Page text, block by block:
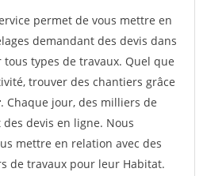
permet de vous mettre en
demandant des devis dans
types de travaux. Quel que
trouver des chantiers grâce
. Chaque jour, des milliers de
devis en ligne. Nous
mettre en relation avec des
de travaux pour leur Habitat.